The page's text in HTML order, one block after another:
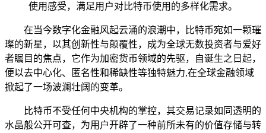
使用感受，满足用户对比特币使用的多样化需求。
在当今数字化金融风起云涌的浪潮中，比特币宛如一颗璀
璨的新星，以其创新性与颠覆性，成为全球无数投资者与爱好
者瞩目的焦点，它作为加密货币领域的先驱，自诞生之日起，
便以去中心化、匿名性和稀缺性等独特魅力,在全球金融领域
掀起了一场波澜壮阔的变革。
比特币不受任何中央机构的掌控，其交易记录如同透明的
水晶般公开可查，为用户开辟了一种前所未有的价值存储与转